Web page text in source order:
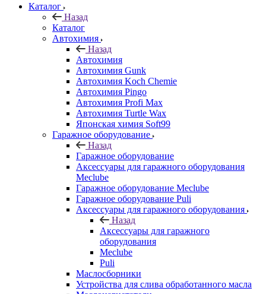
Каталог
Назад
Каталог
Автохимия
Назад
Автохимия
Автохимия Gunk
Автохимия Koch Chemie
Автохимия Pingo
Автохимия Profi Max
Автохимия Turtle Wax
Японская химия Soft99
Гаражное оборудование
Назад
Гаражное оборудование
Аксессуары для гаражного оборудования
Meclube
Гаражное оборудование Meclube
Гаражное оборудование Puli
Аксессуары для гаражного оборудования
Назад
Аксессуары для гаражного
оборудования
Meclube
Puli
Маслосборники
Устройства для слива обработанного масла